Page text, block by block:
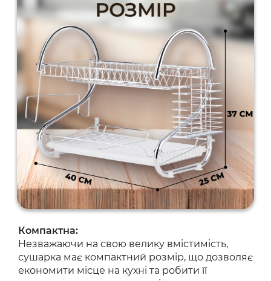
Компактна:
Незважаючи на свою велику вмістимість,
сушарка має компактний розмір, що дозволяє
економити місце на кухні та робити її